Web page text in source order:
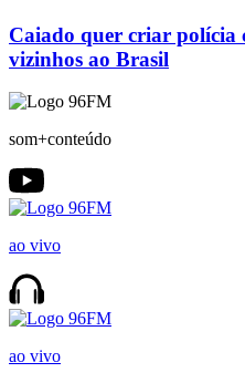
Caiado quer criar polícia
vizinhos ao Brasil
som+conteúdo
ao vivo
ao vivo